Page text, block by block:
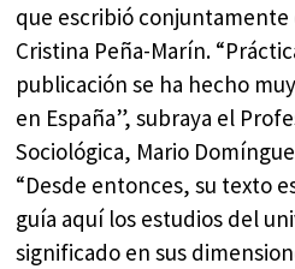
que escribió conjuntamente
Cristina Peña-Marín.
publicación se ha hecho
en España”, subraya el
Sociológica, Mario
“Desde entonces, su texto
guía aquí los estudios del
significado en sus